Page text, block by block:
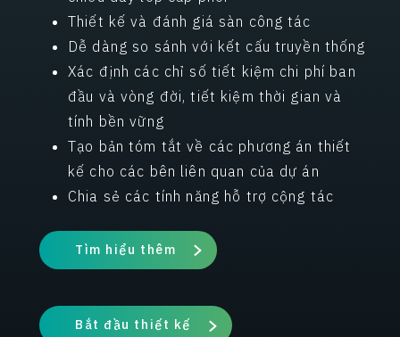
Thiết kế và đánh giá sàn công tác
Dễ dàng so sánh với kết cấu truyền thống
Xác định các chỉ số tiết kiệm chi phí ban
đầu và vòng đời, tiết kiệm thời gian và
tính bền vững
Tạo bản tóm tắt về các phương án thiết
kế cho các bên liên quan của dự án
Chia sẻ các tính năng hỗ trợ cộng tác
Tìm hiểu thêm
Bắt đầu thiết kế